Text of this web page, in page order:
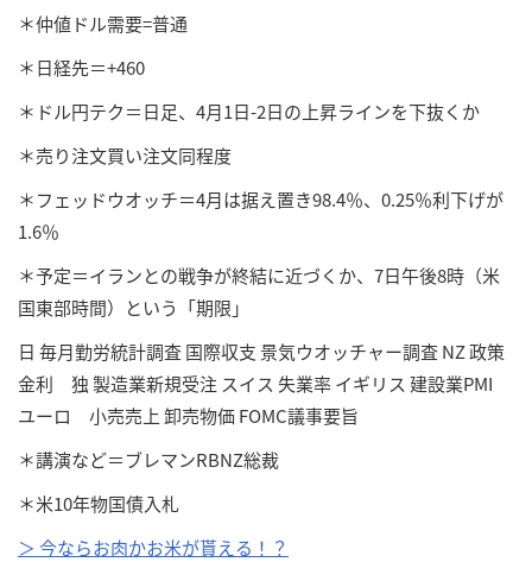
＊仲値ドル需要=普通
＊日経先＝+460
＊ドル円テク＝日足、4月1日-2日の上昇ラインを下抜くか
＊売り注文買い注文同程度
＊フェッドウオッチ＝4月は据え置き98.4％、0.25％利下げが
1.6％
＊予定＝イランとの戦争が終結に近づくか、7日午後8時（米
国東部時間）という「期限」
日 毎月勤労統計調査 国際収支 景気ウオッチャー調査 NZ 政策
金利 独 製造業新規受注 スイス 失業率 イギリス 建設業PMI
ユーロ 小売売上 卸売物価 FOMC議事要旨
＊講演など＝ブレマンRBNZ総裁
＊米10年物国債入札
＞ 今ならお肉かお米が貰える！？